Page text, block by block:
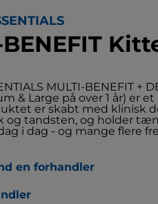
BENEFIT
MULTI-BENEFIT
& Large på over 1 år) er
er skabt med klinisk
og tandsten, og holder
i dag - og mange flere
en forhandler